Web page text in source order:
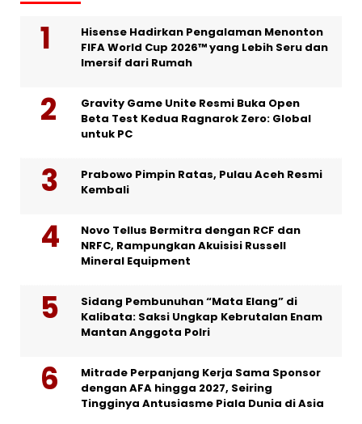
Hisense Hadirkan Pengalaman Menonton
FIFA World Cup 2026™ yang Lebih Seru dan
Imersif dari Rumah
Gravity Game Unite Resmi Buka Open
Beta Test Kedua Ragnarok Zero: Global
untuk PC
Prabowo Pimpin Ratas, Pulau Aceh Resmi
Kembali
Novo Tellus Bermitra dengan RCF dan
NRFC, Rampungkan Akuisisi Russell
Mineral Equipment
Sidang Pembunuhan “Mata Elang” di
Kalibata: Saksi Ungkap Kebrutalan Enam
Mantan Anggota Polri
Mitrade Perpanjang Kerja Sama Sponsor
dengan AFA hingga 2027, Seiring
Tingginya Antusiasme Piala Dunia di Asia